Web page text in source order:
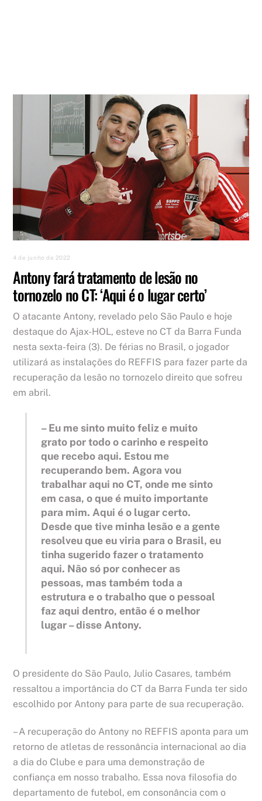
4 de junho de 2022
Antony fará tratamento de lesão no
tornozelo no CT: ‘Aqui é o lugar certo’
O atacante Antony, revelado pelo São Paulo e hoje
destaque do Ajax-HOL, esteve no CT da Barra Funda
nesta sexta-feira (3). De férias no Brasil, o jogador
utilizará as instalações do REFFIS para fazer parte da
recuperação da lesão no tornozelo direito que sofreu
em abril.
– Eu me sinto muito feliz e muito
grato por todo o carinho e respeito
que recebo aqui. Estou me
recuperando bem. Agora vou
trabalhar aqui no CT, onde me sinto
em casa, o que é muito importante
para mim. Aqui é o lugar certo.
Desde que tive minha lesão e a gente
resolveu que eu viria para o Brasil, eu
tinha sugerido fazer o tratamento
aqui. Não só por conhecer as
pessoas, mas também toda a
estrutura e o trabalho que o pessoal
faz aqui dentro, então é o melhor
lugar – disse Antony.
O presidente do São Paulo, Julio Casares, também
ressaltou a importância do CT da Barra Funda ter sido
escolhido por Antony para parte de sua recuperação.
– A recuperação do Antony no REFFIS aponta para um
retorno de atletas de ressonância internacional ao dia
a dia do Clube e para uma demonstração de
confiança em nosso trabalho. Essa nova filosofia do
departamento de futebol, em consonância com o